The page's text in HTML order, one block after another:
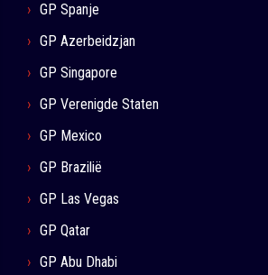
GP Spanje
GP Azerbeidzjan
GP Singapore
GP Verenigde Staten
GP Mexico
GP Brazilië
GP Las Vegas
GP Qatar
GP Abu Dhabi